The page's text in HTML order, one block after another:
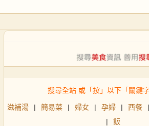
搜尋全站 或「按」以下「關鍵
滋補湯 | 簡易菜 | 婦女 | 孕婦 | 西餐 |
|
飯